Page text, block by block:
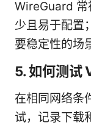
WireGuard 常
少且易于配置
要稳定性的场
5. 如何测试
在相同网络条
试，记录下载